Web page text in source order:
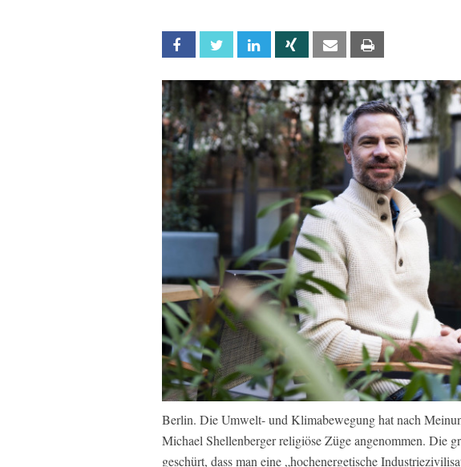
Facebook Twitter Linkedin Xing Email
Berlin. Die Umwelt- und Klimabewegung hat nach
Michael Shellenberger religiöse Züge angenommen. Die
geschürt, dass man eine „hochenergetische